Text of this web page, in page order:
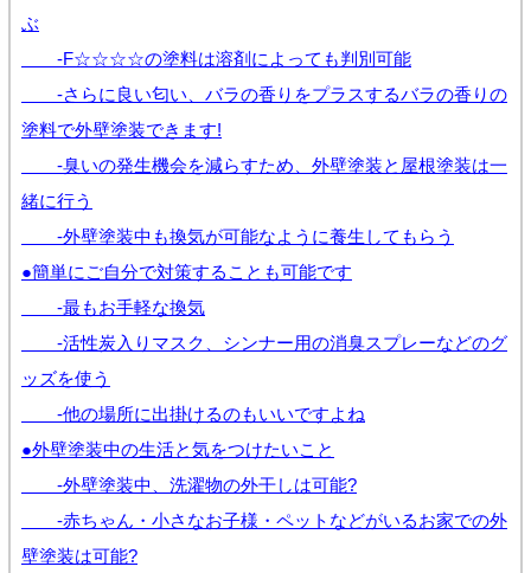
ぶ
-F☆☆☆☆の塗料は溶剤によっても判別可能
-さらに良い匂い、バラの香りをプラスするバラの香りの
塗料で外壁塗装できます!
-臭いの発生機会を減らすため、外壁塗装と屋根塗装は一
緒に行う
-外壁塗装中も換気が可能なように養生してもらう
●簡単にご自分で対策することも可能です
-最もお手軽な換気
-活性炭入りマスク、シンナー用の消臭スプレーなどのグ
ッズを使う
-他の場所に出掛けるのもいいですよね
●外壁塗装中の生活と気をつけたいこと
-外壁塗装中、洗濯物の外干しは可能?
-赤ちゃん・小さなお子様・ペットなどがいるお家での外
壁塗装は可能?